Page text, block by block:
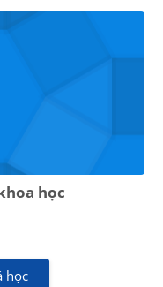
học
học